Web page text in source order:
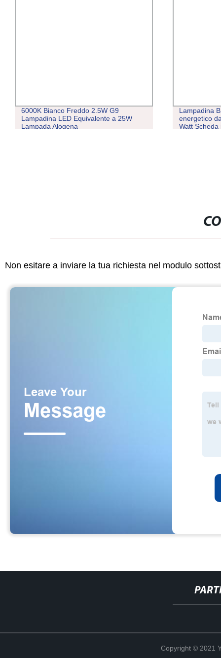
6000K Bianco Freddo 2.5W G9
Lampadina LED Equivalente a 25W
Lampada Alogena
Lampadina
energetico
Watt
Non esitare a inviare la tua richiesta nel modulo
Copyright © 2021